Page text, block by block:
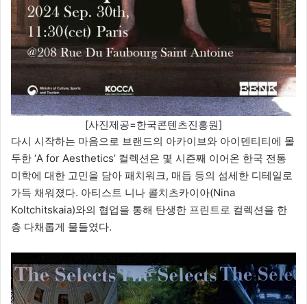
[사진제공=한국콘텐츠진흥원]
다시 시작하는 마음으로 브랜드의 아카이브와 아이덴티티에 몰
두한 ‘A for Aesthetics’ 컬렉션은 몇 시즌째 이어온 한국 전통
미학에 대한 고민을 담아 패치워크, 매듭 등의 섬세한 디테일로
가득 채워졌다. 아티스트 니나 콜치츠카이아(Nina
Koltchitskaia)와의 협업을 통해 탄생한 프린트로 컬렉션을 한
층 다채롭게 물들였다.